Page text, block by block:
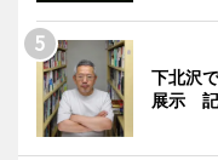
下北沢
展示 記